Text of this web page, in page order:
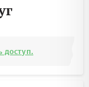
доступ.